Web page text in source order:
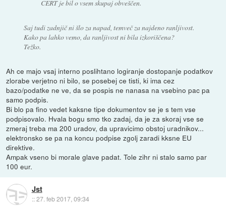
CERT je bil o vsem skupaj obveščen.
Saj tudi zadnjič ni šlo za napad, temveč za najdeno ranljivost.
Kako pa lahko vemo, da ranljivost ni bila izkoriščena?
Težko.
Ah ce majo vsaj interno poslihtano logiranje dostopanje podatkov
zlorabe verjetno ni bilo, se posebej ce tisti, ki ima cez
bazo/podatke ne ve, da se pospis ne nanasa na vsebino pac pa
samo podpis.
Bi blo pa fino vedet kaksne tipe dokumentov se je s tem vse
podpisovalo. Hvala bogu smo tko zadaj, da je za skoraj vse se
zmeraj treba ma 200 uradov, da upravicimo obstoj uradnikov...
elektronsko se pa na koncu podpise zgolj zaradi kksne EU
direktive.
Ampak vseno bi morale glave padat. Tole zihr ni stalo samo par
100 eur.
Jst
::27. feb 2017, 09:34